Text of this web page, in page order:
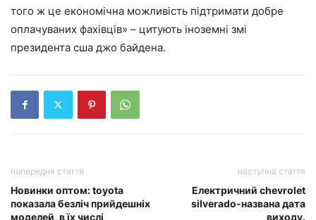
того ж це економічна можливість підтримати добре
оплачуваних фахівців» – цитують іноземні змі
президента сша джо байдена.
попередня стаття
Новинки оптом: toyota
показала безліч прийдешніх
моделей, в їх числі
наступна стаття
Електричний chevrolet
silverado-названа дата
виходу.